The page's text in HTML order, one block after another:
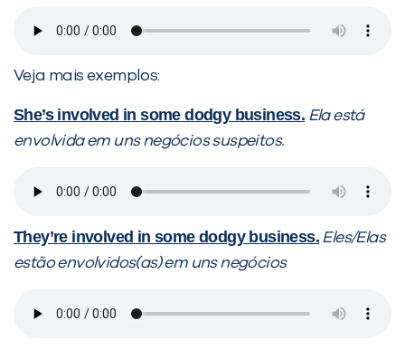
Veja mais exemplos:
She’s involved in some dodgy business. Ela está
envolvida em uns negócios suspeitos.
They’re involved in some dodgy business. Eles/Elas
estão envolvidos(as) em uns negócios